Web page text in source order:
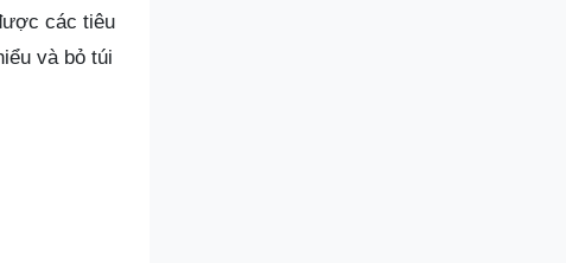
các tiêu
và bỏ túi